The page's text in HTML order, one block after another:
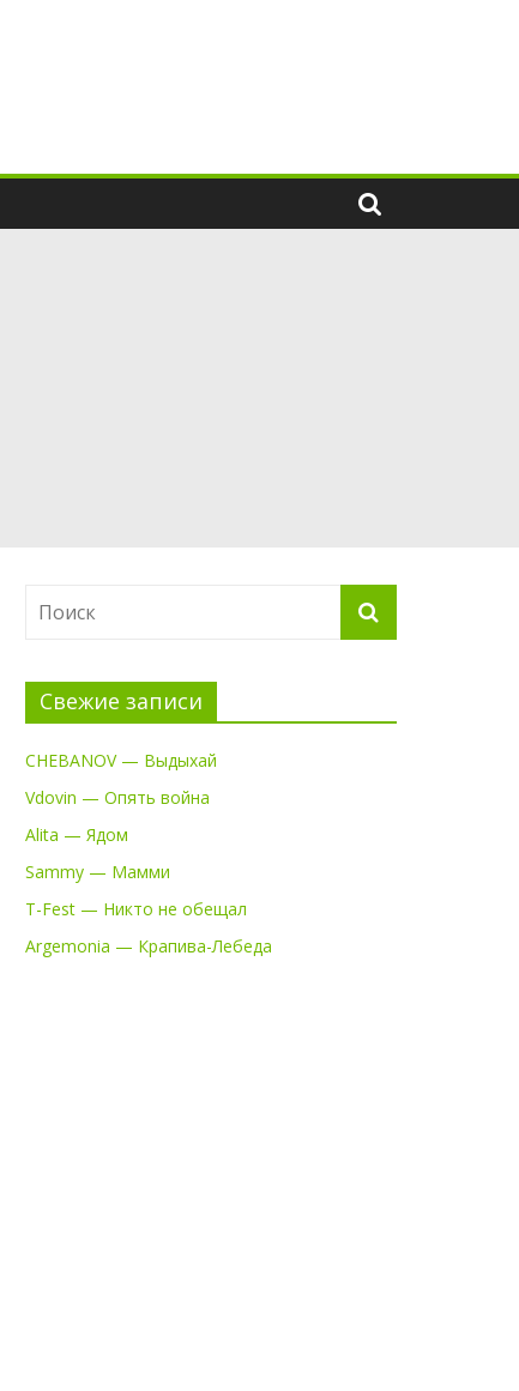
Свежие записи
CHEBANOV — Выдыхай
Vdovin — Опять война
Alita — Ядом
Sammy — Мамми
T-Fest — Никто не обещал
Argemonia — Крапива-Лебеда